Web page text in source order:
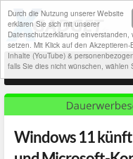
Durch die Nutzung unserer Website
erklären Sie sich mit unserer
Datenschutzerklärung
setzen. Mit Klick auf den
Inhalte (YouTube) &
falls Sie dies nicht wünschen,
Windows 11